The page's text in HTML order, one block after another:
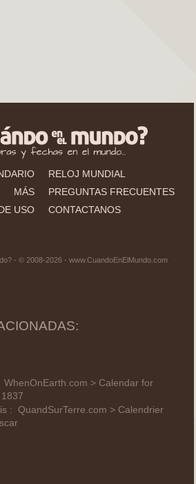
RELOJ MUNDIAL
MÁS
PREGUNTAS FRECUENTES
USO
CONTACTANOS
- © 2008-2026 - www.CuandoEnElMundo.com
WhenOnEarth.com > Calendar for
: QuandSurTerre.com > Calendrier